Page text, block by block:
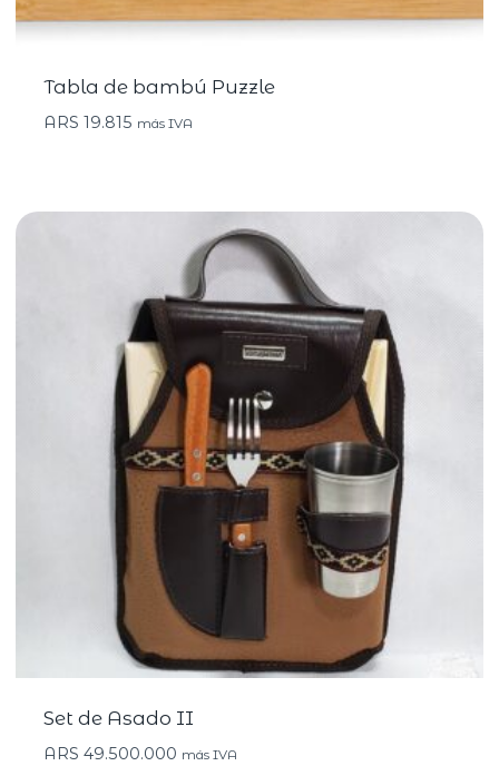
Tabla de bambú Puzzle
ARS 19.815 más IVA
Set de Asado II
ARS 49.500.000 más IVA